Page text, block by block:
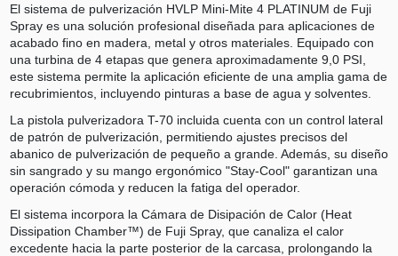
El sistema de pulverización HVLP Mini-Mite 4 PLATINUM de Fuji
Spray es una solución profesional diseñada para aplicaciones de
acabado fino en madera, metal y otros materiales. Equipado con
una turbina de 4 etapas que genera aproximadamente 9,0 PSI,
este sistema permite la aplicación eficiente de una amplia gama de
recubrimientos, incluyendo pinturas a base de agua y solventes.
La pistola pulverizadora T-70 incluida cuenta con un control lateral
de patrón de pulverización, permitiendo ajustes precisos del
abanico de pulverización de pequeño a grande. Además, su diseño
sin sangrado y su mango ergonómico "Stay-Cool" garantizan una
operación cómoda y reducen la fatiga del operador.
El sistema incorpora la Cámara de Disipación de Calor (Heat
Dissipation Chamber™) de Fuji Spray, que canaliza el calor
excedente hacia la parte posterior de la carcasa, prolongando la